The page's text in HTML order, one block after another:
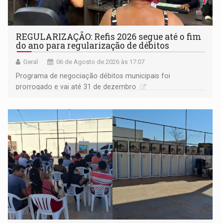
REGULARIZAÇÃO: Refis 2026 segue até o fim
do ano para regularização de débitos
Geral 06 de Agosto de 2026 às 17:07
Programa de negociação débitos municipais foi
prorrogado e vai até 31 de dezembro